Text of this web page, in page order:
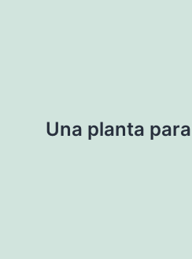
Una planta